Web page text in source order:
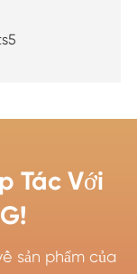
Tác Với
sản phẩm của